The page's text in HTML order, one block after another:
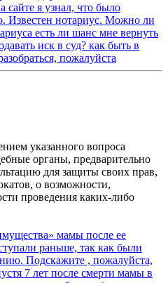
сайте я узнал, что было
Известен нотариус. Можно ли
есть ли шанс мне вернуть
иск в суд? как быть в
пожалуйста
указанного вопроса
органы, предварительно
для защиты своих прав,
о возможности,
проведения каких-либо
мамы после ее
раньше, так как были
Подскажите , пожалуйста,
7 лет после смерти мамы в